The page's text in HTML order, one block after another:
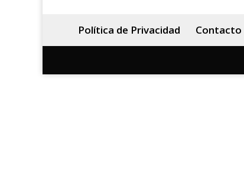
Política de Privacidad Contacto